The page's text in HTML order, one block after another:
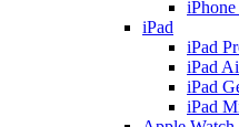
iPhone
iPad
iPad
iPad
iPad
iPad